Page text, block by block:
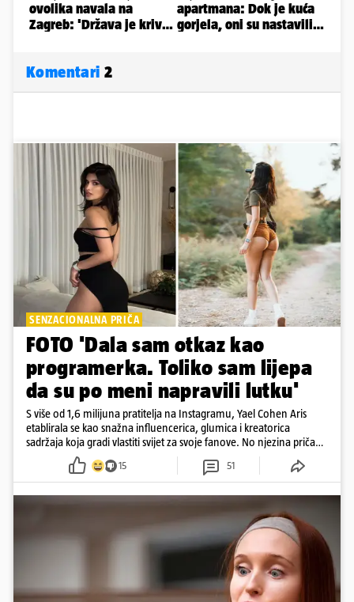
Komentari 2
SENZACIONALNA PRIČA
FOTO 'Dala sam otkaz kao
programerka. Toliko sam lijepa
da su po meni napravili lutku'
S više od 1,6 milijuna pratitelja na Instagramu, Yael Cohen Aris
etablirala se kao snažna influencerica, glumica i kreatorica
sadržaja koja gradi vlastiti svijet za svoje fanove. No njezina priča
pokazuje da online slava dolazi i s neočekivanim izazovima
15 51